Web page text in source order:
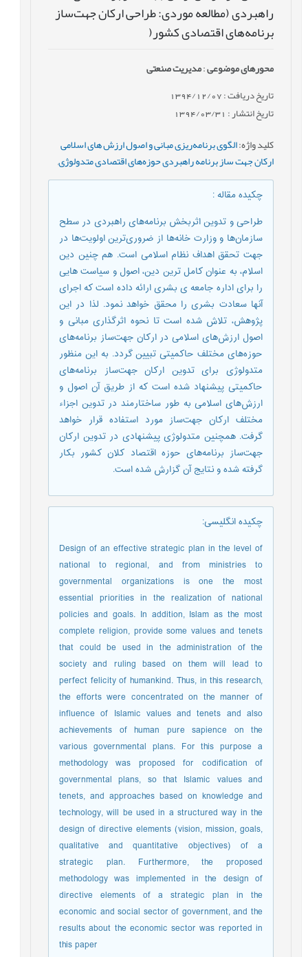
راهبردی (مطالعه موردی: طراحی ارکان جهت‌ساز
برنامه‌های اقتصادی کشور(
محورهای موضوعی:مدیریت صنعتی
تاریخ دریافت : 1394/12/07
تاریخ انتشار : 1394/03/31
کلید واژه:الگوی برنامه‌ریزی مبانی و اصول ارزش های اسلامی
ارکان جهت ساز برنامه راهبردی حوزه‌های اقتصادی متدولوژی,
چکیده مقاله:
طراحی و تدوین اثربخش برنامه‌های راهبردی در سطح
سازمان‌ها و وزارت خانه‌ها از ضروری‌ترین اولویت‌ها در
جهت تحقق اهداف نظام اسلامی است. هم چنین دین
اسلام، به عنوان کامل ترین دین، اصول و سیاست هایی
را برای اداره جامعه ی بشری ارائه داده است که اجرای
آنها سعادت بشری را محقق خواهد نمود. لذا در این
پژوهش، تلاش شده است تا نحوه اثرگذاری مبانی و
اصول ارزش‌های اسلامی در ارکان جهت‌ساز برنامه‌های
حوزه‌های مختلف حاکمیتی تبیین گردد. به این منظور
متدولوژی برای تدوین ارکان جهت‌ساز برنامه‌های
حاکمیتی پیشنهاد شده است که از طریق آن اصول و
ارزش‌های اسلامی به طور ساختارمند در تدوین اجزاء
مختلف ارکان جهت‌ساز مورد استفاده قرار خواهد
گرفت. همچنین متدولوژی پیشنهادی در تدوین ارکان
جهت‌ساز برنامه‌های حوزه اقتصاد کلان کشور بکار
گرفته شده و نتایج آن گزارش شده است.
چکیده انگلیسی:
Design of an effective strategic plan in the level of
national to regional, and from ministries to
governmental organizations is one the most
essential priorities in the realization of national
policies and goals. In addition, Islam as the most
complete religion, provide some values and tenets
that could be used in the administration of the
society and ruling based on them will lead to
perfect felicity of humankind. Thus, in this research,
the efforts were concentrated on the manner of
influence of Islamic values and tenets and also
achievements of human pure sapience on the
various governmental plans. For this purpose a
methodology was proposed for codification of
governmental plans, so that Islamic values and
tenets, and approaches based on knowledge and
technology, will be used in a structured way in the
design of directive elements (vision, mission, goals,
qualitative and quantitative objectives) of a
strategic plan. Furthermore, the proposed
methodology was implemented in the design of
directive elements of a strategic plan in the
economic and social sector of government, and the
results about the economic sector was reported in
this paper